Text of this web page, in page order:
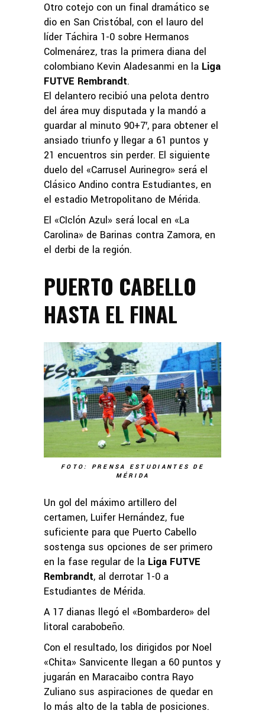
Otro cotejo con un final dramático se
dio en San Cristóbal, con el lauro del
líder Táchira 1-0 sobre Hermanos
Colmenárez, tras la primera diana del
colombiano Kevin Aladesanmi en la Liga
FUTVE Rembrandt.
El delantero recibió una pelota dentro
del área muy disputada y la mandó a
guardar al minuto 90+7′, para obtener el
ansiado triunfo y llegar a 61 puntos y
21 encuentros sin perder. El siguiente
duelo del «Carrusel Aurinegro» será el
Clásico Andino contra Estudiantes, en
el estadio Metropolitano de Mérida.
El «CIclón Azul» será local en «La
Carolina» de Barinas contra Zamora, en
el derbi de la región.
PUERTO CABELLO
HASTA EL FINAL
FOTO: PRENSA ESTUDIANTES DE
MÉRIDA
Un gol del máximo artillero del
certamen, Luifer Hernández, fue
suficiente para que Puerto Cabello
sostenga sus opciones de ser primero
en la fase regular de la Liga FUTVE
Rembrandt, al derrotar 1-0 a
Estudiantes de Mérida.
A 17 dianas llegó el «Bombardero» del
litoral carabobeño.
Con el resultado, los dirigidos por Noel
«Chita» Sanvicente llegan a 60 puntos y
jugarán en Maracaibo contra Rayo
Zuliano sus aspiraciones de quedar en
lo más alto de la tabla de posiciones.